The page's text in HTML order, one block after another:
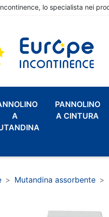
lo specialista nei
A
PANNOLINO
A CINTURA
Mutandina assorbente